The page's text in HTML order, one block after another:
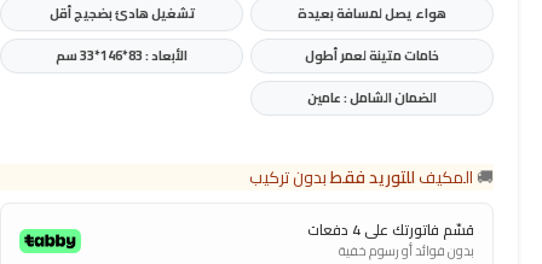
هواء يصل لمسافة بعيدة
تشغيل هادئ بضجيج أقل
خامات متينة لعمر أطول
الأبعاد : 83*146*33 سم
الضمان الشامل : عامين
🚚المكيفللتوريد فقطبدون تركيب
قسّم فاتورتك على 4 دفعات
بدون فوائد أو رسوم خفية